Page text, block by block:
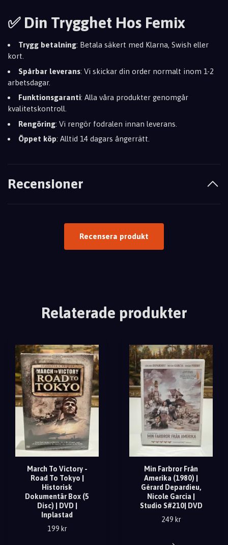
✅ Din Trygghet Hos Femix
Trygg betalning: Betala säkert med Klarna, Swish eller
kort.
Spårbar leverans: Vi skickar din order normalt inom 1-2
arbetsdagar.
Funktionsgaranti: Alla våra produkter genomgår
kvalitetskontroll.
Rengöring: Vi rengör fodralen innan leverans.
Öppet köp: Alltid 14 dagars ångerrätt.
Recensioner
Recensera produkt
Relaterade produkter
March To Victory -
Road To Tokyo |
Historisk
Dokumentär Box (5
Disc) | DVD |
Inplastad
199 kr
Min Farbror Från
Amerika (1980) |
Gérard Depardieu,
Nicole Garcia |
Studio S#210| DVD
249 kr